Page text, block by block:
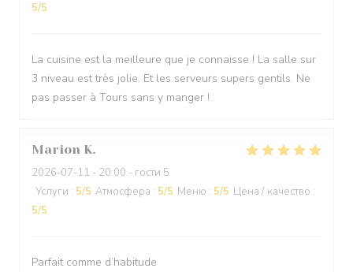
5/5
La cuisine est la meilleure que je connaisse ! La salle sur
3 niveau est très jolie. Et les serveurs supers gentils. Ne
pas passer à Tours sans y manger !
Marion K
2026-07-11 - 20:00 - гости 5
Услуги : 5/5 Атмосфера : 5/5 Меню : 5/5 Цена / качество :
5/5
Parfait comme d’habitude